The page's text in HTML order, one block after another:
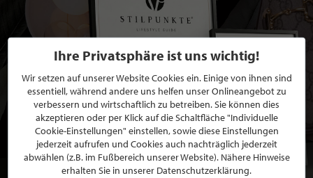
Ihre Privatsphäre ist uns wichtig!
Wir setzen auf unserer Website Cookies ein. Einige von ihnen sind
essentiell, während andere uns helfen unser Onlineangebot zu
verbessern und wirtschaftlich zu betreiben. Sie können dies
akzeptieren oder per Klick auf die Schaltfläche "Individuelle
Cookie-Einstellungen" einstellen, sowie diese Einstellungen
jederzeit aufrufen und Cookies auch nachträglich jederzeit
abwählen (z.B. im Fußbereich unserer Website). Nähere Hinweise
erhalten Sie in unserer Datenschutzerklärung.